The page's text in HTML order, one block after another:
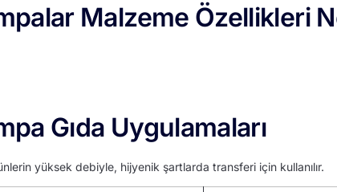
Malzeme Özellikleri
Gıda Uygulamaları
yüksek debiyle, hijyenik şartlarda transferi için kullanılır.